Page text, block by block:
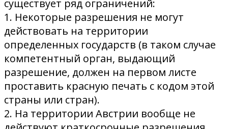
существует ряд ограничений:
1. Некоторые разрешения не могут
действовать на территории
определенных государств (в таком случае
компетентный орган, выдающий
разрешение, должен на первом листе
проставить красную печать с кодом этой
страны или стран).
2. На территории Австрии вообще не